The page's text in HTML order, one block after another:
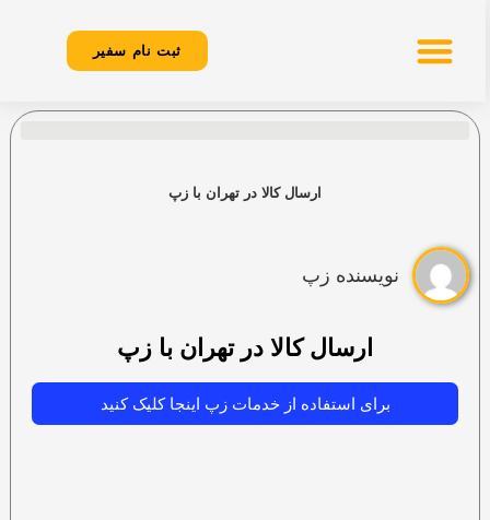
ثبت نام سفیر
ارسال کالا در تهران با زپ
نویسنده زپ
ارسال کالا در تهران با زپ
برای استفاده از خدمات زپ اینجا کلیک کنید